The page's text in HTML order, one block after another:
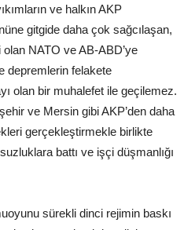
ve halkın AKP
gitgide daha çok sağcılaşan,
olan NATO ve AB-ABD’ye
depremlerin felakete
olan bir muhalefet ile geçilemez.
ve Mersin gibi AKP’den daha
gerçekleştirmekle birlikte
battı ve işçi düşmanlığı
sürekli dinci rejimin baskı